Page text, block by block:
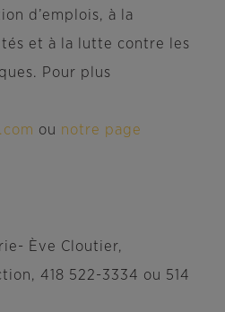
d’emplois, à la
et à la lutte contre les
Pour plus
ou notre page
Ève Cloutier,
418 522-3334 ou 514